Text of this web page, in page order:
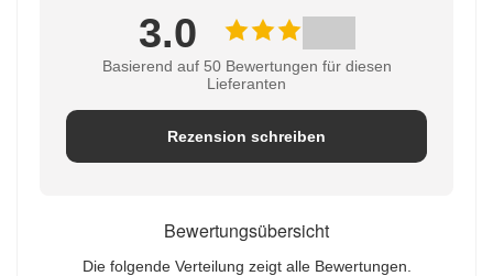
3.0
Basierend auf 50 Bewertungen für diesen
Lieferanten
Rezension schreiben
Bewertungsübersicht
Die folgende Verteilung zeigt alle Bewertungen.